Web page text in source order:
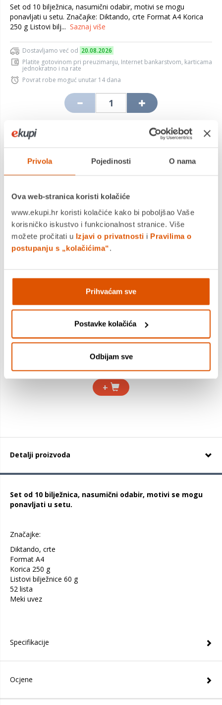
Privola Pojedinosti O nama
Ova web-stranica koristi kolačiće
www.ekupi.hr koristi kolačiće kako bi poboljšao Vaše
korisničko iskustvo i funkcionalnost stranice. Više
možete pročitati u Izjavi o privatnosti i Pravilima o
postupanju s „kolačićima“.
Prihvaćam sve
Postavke kolačića
Odbijam sve
Set od 10 bilježnica, nasumični odabir, motivi se mogu
ponavljati u setu. Značajke: Diktando, crte Format A4 Korica
250 g Listovi bilj... Saznaj više
Dostavljamo već od 20.08.2026
Platite gotovinom pri preuzimanju, Internet bankarstvom, karticama
jednokratno i na rate
Povrat robe moguć unutar 14 dana
DODAJTE U KOŠARICU
KUPITE ODMAH
MOGLO BI VAS ZANIMATI I OVO
Škare, MILAN, školske Basic, 13,3 cm
+
Detalji proizvoda
Set od 10 bilježnica, nasumični odabir, motivi se mogu
ponavljati u setu.
Značajke:
Diktando, crte
Format A4
Korica 250 g
Listovi bilježnice 60 g
52 lista
Meki uvez
Specifikacije
Ocjene